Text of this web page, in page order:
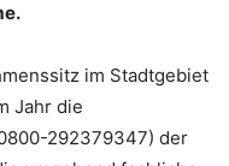
im Stadtgebiet
Jahr die
292379347) der